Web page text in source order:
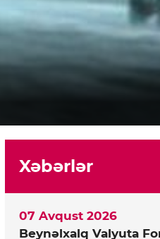
Xəbərlər
Beynəlxalq Valyuta
07 Avqust 2026